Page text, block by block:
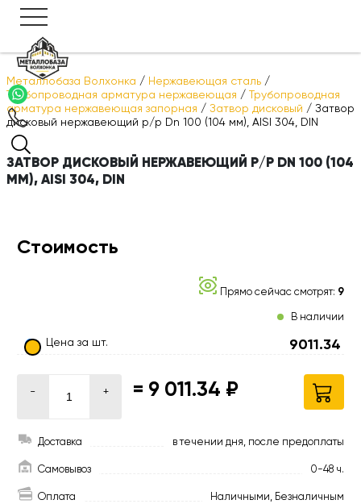
Металлобаза Волхонка / Нержавеющая сталь /
Трубопроводная арматура нержавеющая /
Трубопроводная
арматура нержавеющая запорная / Затвор дисковый / Затвор
дисковый нержавеющий р/р Dn 100 (104 мм), AISI 304, DIN
ЗАТВОР ДИСКОВЫЙ НЕРЖАВЕЮЩИЙ Р/Р DN 100 (104
ММ), AISI 304, DIN
Стоимость
Прямо сейчас смотрят: 9
В наличии
Цена за шт. 9011.34
- + = 9 011.34 ₽
Доставка в течении дня, после предоплаты
Самовывоз 0-48 ч.
Оплата Наличными, Безналичным